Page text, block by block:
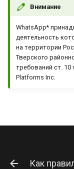
Внимание
WhatsApp*
деятельность
на территории
Тверского
требований ст.
Platforms Inc.
Как